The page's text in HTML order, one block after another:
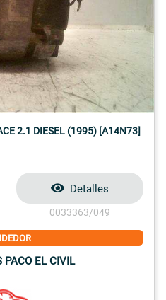
2.1 DIESEL (1995) [A14N73]
Detalles
0033363/049
PACO EL CIVIL